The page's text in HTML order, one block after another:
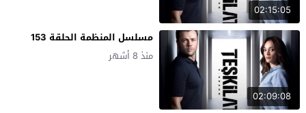
02:15:05
02:09:08
مسلسل المنظمة الحلقة 153
منذ 8 أشهر